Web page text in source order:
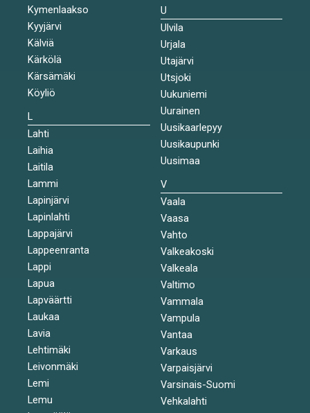
Kymenlaakso
Kyyjärvi
Kälviä
Kärkölä
Kärsämäki
Köyliö
L
Lahti
Laihia
Laitila
Lammi
Lapinjärvi
Lapinlahti
Lappajärvi
Lappeenranta
Lappi
Lapua
Lapväärtti
Laukaa
Lavia
Lehtimäki
Leivonmäki
Lemi
Lemu
U
Ulvila
Urjala
Utajärvi
Utsjoki
Uukuniemi
Uurainen
Uusikaarlepyy
Uusikaupunki
Uusimaa
V
Vaala
Vaasa
Vahto
Valkeakoski
Valkeala
Valtimo
Vammala
Vampula
Vantaa
Varkaus
Varpaisjärvi
Varsinais-Suomi
Vehkalahti